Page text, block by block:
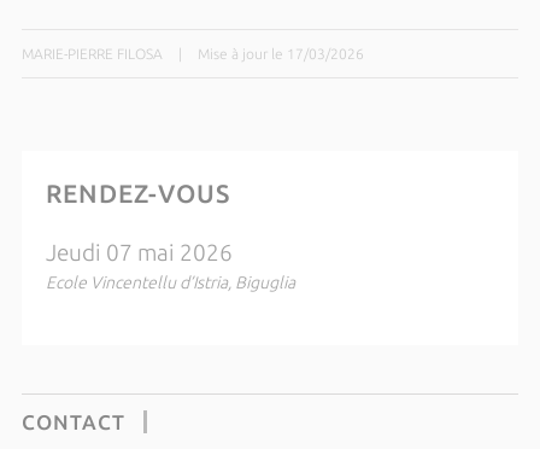
MARIE-PIERRE FILOSA Mise à jour le 17/03/2026
RENDEZ-VOUS
Jeudi 07 mai 2026
Ecole Vincentellu d’Istria, Biguglia
CONTACT